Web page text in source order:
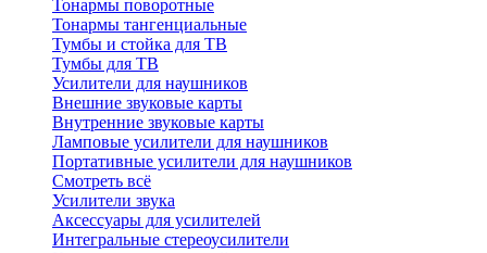
Тонармы поворотные
Тонармы тангенциальные
Тумбы и стойка для ТВ
Тумбы для ТВ
Усилители для наушников
Внешние звуковые карты
Внутренние звуковые карты
Ламповые усилители для наушников
Портативные усилители для наушников
Смотреть всё
Усилители звука
Аксессуары для усилителей
Интегральные стереоусилители